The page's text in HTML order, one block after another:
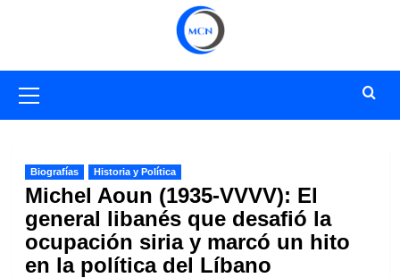
primario
Biografías Historia y Política
Michel Aoun (1935-VVVV): El
general libanés que desafió la
ocupación siria y marcó un hito
en la política del Líbano